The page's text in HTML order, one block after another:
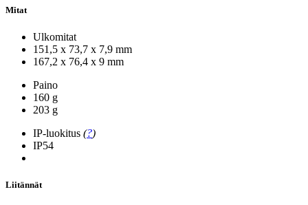
Mitat
Ulkomitat
151,5 x 73,7 x 7,9 mm
167,2 x 76,4 x 9 mm
Paino
160 g
203 g
IP-luokitus (?)
IP54
Liitännät